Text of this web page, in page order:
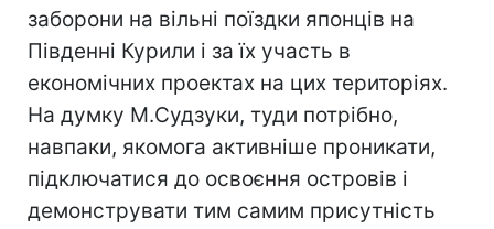
заборони на вільні поїздки японців на
Південні Курили і за їх участь в
економічних проектах на цих територіях.
На думку М.Судзуки, туди потрібно,
навпаки, якомога активніше проникати,
підключатися до освоєння островів і
демонструвати тим самим присутність